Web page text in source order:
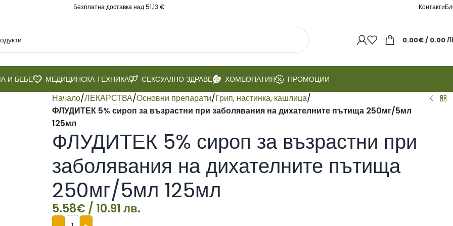
Безплатна доставка над 51,13 € Контакти
0.00€/ 0.00
И БЕБЕ МЕДИЦИНСКА ТЕХНИКА СЕКСУАЛНО ЗДРАВЕ ХОМЕОПАТИЯ ПРОМОЦИИ
Начало/ЛЕКАРСТВА/Основни препарати/Грип, настинка, кашлица/
ФЛУДИТЕК 5% сироп за възрастни при заболявания на дихателните пътища 250мг/5мл
125мл
ФЛУДИТЕК 5% сироп за възрастни при
заболявания на дихателните пътища
250мг/5мл 125мл
5.58€ / 10.91 лв.